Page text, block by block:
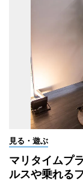
見る・遊ぶ
マリタイムプ
ルスや乗れる